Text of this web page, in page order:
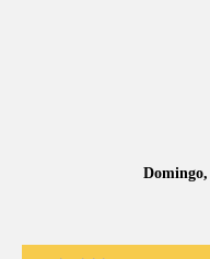
Domingo,